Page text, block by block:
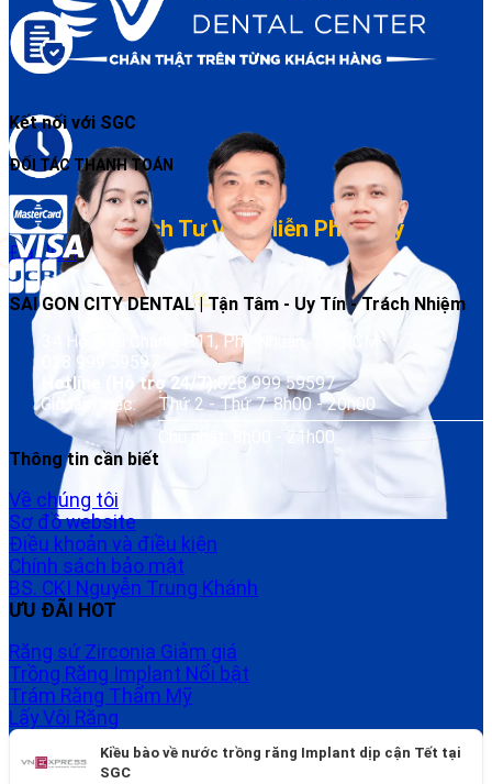
Đặt lịch dễ – Đúng giờ – Chăm sóc sau điều trị
Đặt Lịch Tư Vấn Miễn Phí Ngay
Đặt lịch
Kết nối với SGC
ĐỐI TÁC THANH TOÁN
SAI GON CITY DENTAL | Tận Tâm - Uy Tín - Trách Nhiệm
34 Hồ Biểu Chánh, P.11, Phú Nhuận, TP. HCM
028 999 59597
Hotline (Hỗ trợ 24/7): 028 999 59597
Giờ làm việc:
Thứ 2 - Thứ 7: 8h00 - 20h00
Chủ nhật: 8h00 - 21h00
Thông tin cần biết
Về chúng tôi
Sơ đồ website
Điều khoản và điều kiện
Chính sách bảo mật
BS. CKI Nguyễn Trung Khánh
ƯU ĐÃI HOT
Răng sứ Zirconia
Trồng Răng Implant
Trám Răng Thẩm Mỹ
Lấy Vôi Răng
Kiều bào về nước trồng răng Implant dịp cận Tết tại
SGC